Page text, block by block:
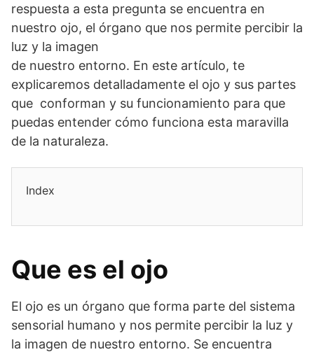
respuesta a esta pregunta se encuentra en
nuestro ojo, el órgano que nos permite percibir la
luz y la imagen
de nuestro entorno. En este artículo, te
explicaremos detalladamente el ojo y sus partes
que conforman y su funcionamiento para que
puedas entender cómo funciona esta maravilla
de la naturaleza.
Index
Que es el ojo
El ojo es un órgano que forma parte del sistema
sensorial humano y nos permite percibir la luz y
la imagen de nuestro entorno. Se encuentra